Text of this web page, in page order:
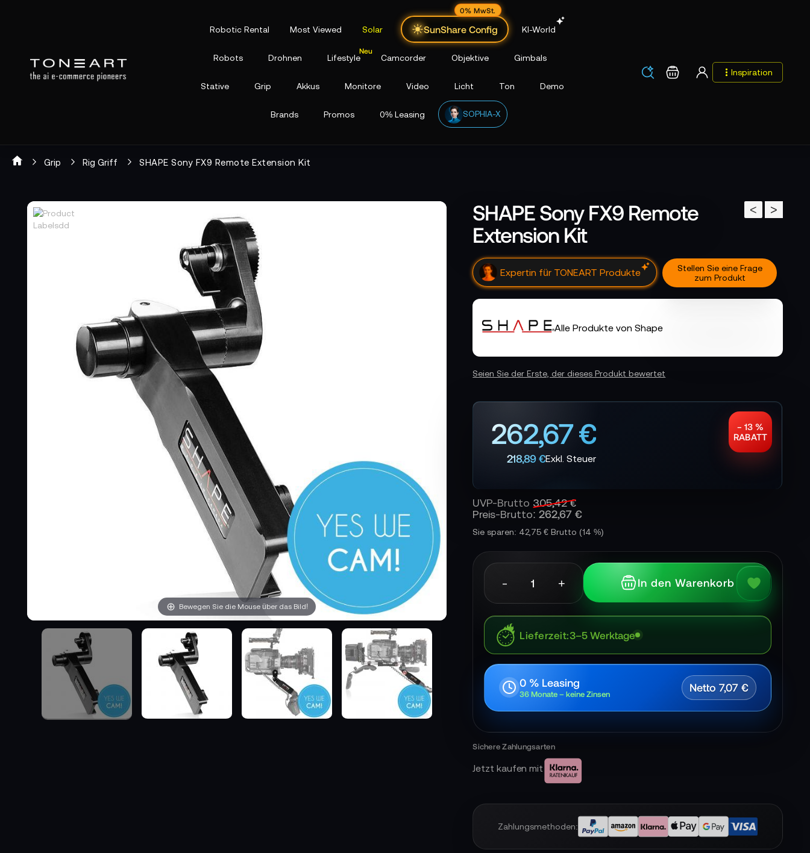
Robotic Rental Most Viewed Solar SunShare Config
0% MwSt.
KI-World
Robots Drohnen Lifestyle Camcorder Objektive Gimbals
Stative Grip Akkus Monitore Video Licht Ton Demo
Brands Promos 0% Leasing SOPHIA-X
Los Warenkorb Inspiration
Grip Rig Griff SHAPE Sony FX9 Remote Extension Kit
Zum
Ende
der
Zum
Anfang
der
Bewegen Sie die Mouse über das Bild!
>
<
SHAPE Sony FX9 Remote
Extension Kit
Expertin für TONEART Produkte
Stellen Sie eine Frage
zum Produkt
Alle Produkte von Shape
Seien Sie der Erste, der dieses Produkt bewertet
262,67 €
218,89 €
− 13 %
RABATT
UVP-Brutto 305,42 €
Preis-Brutto:262,67 €
Sie sparen: 42,75 € Brutto (14 %)
- + In den Warenkorb
Lieferzeit 3–5 Werktage
0 % Leasing
36 Monate – keine Zinsen Netto 7,07 €
Jetzt kaufen mit
Zahlungsmethoden: